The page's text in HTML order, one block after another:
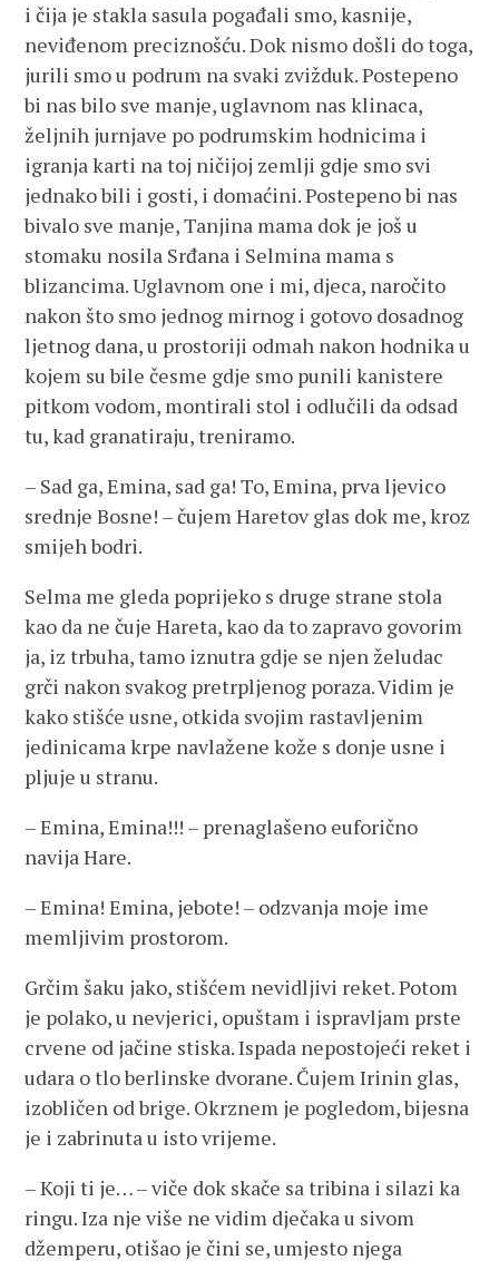
i čija je stakla sasula pogađali smo, kasnije,
neviđenom preciznošću. Dok nismo došli do toga,
jurili smo u podrum na svaki zvižduk. Postepeno
bi nas bilo sve manje, uglavnom nas klinaca,
željnih jurnjave po podrumskim hodnicima i
igranja karti na toj ničijoj zemlji gdje smo svi
jednako bili i gosti, i domaćini. Postepeno bi nas
bivalo sve manje, Tanjina mama dok je još u
stomaku nosila Srđana i Selmina mama s
blizancima. Uglavnom one i mi, djeca, naročito
nakon što smo jednog mirnog i gotovo dosadnog
ljetnog dana, u prostoriji odmah nakon hodnika u
kojem su bile česme gdje smo punili kanistere
pitkom vodom, montirali stol i odlučili da odsad
tu, kad granatiraju, treniramo.
– Sad ga, Emina, sad ga! To, Emina, prva ljevico
srednje Bosne! – čujem Haretov glas dok me, kroz
smijeh bodri.
Selma me gleda poprijeko s druge strane stola
kao da ne čuje Hareta, kao da to zapravo govorim
ja, iz trbuha, tamo iznutra gdje se njen želudac
grči nakon svakog pretrpljenog poraza. Vidim je
kako stišće usne, otkida svojim rastavljenim
jedinicama krpe navlažene kože s donje usne i
pljuje u stranu.
– Emina, Emina!!! – prenaglašeno euforično
navija Hare.
– Emina! Emina, jebote! – odzvanja moje ime
memljivim prostorom.
Grčim šaku jako, stišćem nevidljivi reket. Potom
je polako, u nevjerici, opuštam i ispravljam prste
crvene od jačine stiska. Ispada nepostojeći reket i
udara o tlo berlinske dvorane. Čujem Irinin glas,
izobličen od brige. Okrznem je pogledom, bijesna
je i zabrinuta u isto vrijeme.
– Koji ti je… – viče dok skače sa tribina i silazi ka
ringu. Iza nje više ne vidim dječaka u sivom
džemperu, otišao je čini se, umjesto njega